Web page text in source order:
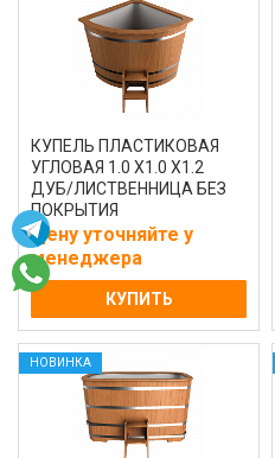
КУПЕЛЬ ПЛАСТИКОВАЯ
УГЛОВАЯ 1.0 Х1.0 Х1.2
ДУБ/ЛИСТВЕННИЦА БЕЗ
ПОКРЫТИЯ
Цену уточняйте у
менеджера
КУПИТЬ
НОВИНКА